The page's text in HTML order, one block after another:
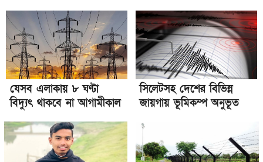
যেসব এলাকায় ৮ ঘণ্টা
বিদ্যুৎ থাকবে না আগামীকাল
সিলেটসহ দেশের বিভিন্ন
জায়গায় ভূমিকম্প অনুভূত